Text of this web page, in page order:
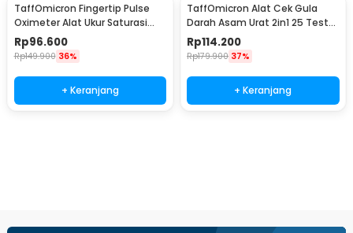
TaffOmicron Fingertip Pulse
Oximeter Alat Ukur Saturasi
Oksigen Darah - PO-A2AO
Rp96.600
Rp149.900 36%
+ Keranjang
TaffOmicron Alat Cek Gula
Darah Asam Urat 2in1 25 Test
Strips - T3
Rp114.200
Rp179.900 37%
+ Keranjang